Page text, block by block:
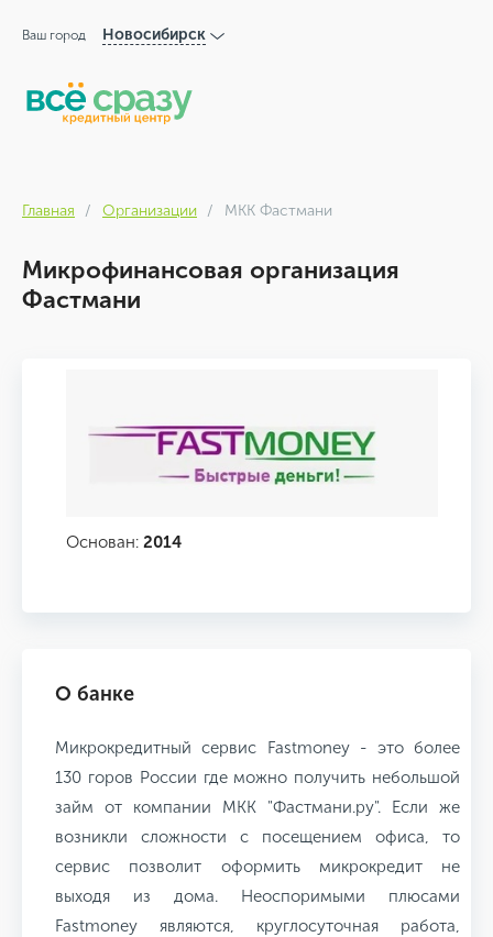
Ваш город Новосибирск
Главная Организации МКК Фастмани
Микрофинансовая организация
Фастмани
Основан: 2014
О банке
Микрокредитный сервис Fastmoney - это более
130 горов России где можно получить небольшой
займ от компании МКК "Фастмани.ру". Если же
возникли сложности с посещением офиса, то
сервис позволит оформить микрокредит не
выходя из дома. Неоспоримыми плюсами
Fastmoney являются, круглосуточная работа,